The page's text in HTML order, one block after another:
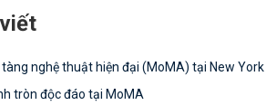
nghệ thuật hiện đại (MoMA) tại New York
tròn độc đáo tại MoMA